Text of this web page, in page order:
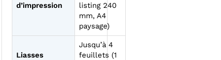
d’impression
listing 240
mm, A4
paysage)
Liasses
Jusqu’à 4
feuillets (1